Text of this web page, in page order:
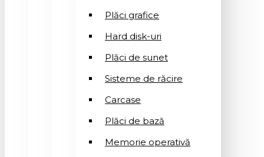
Plăci grafice
Hard disk-uri
Plăci de sunet
Sisteme de răcire
Carcase
Plăci de bază
Memorie operativă